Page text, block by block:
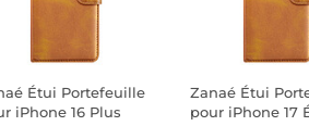
Étui Portefeuille
iPhone 16 Plus
Zanaé Étui
pour iPhone 17